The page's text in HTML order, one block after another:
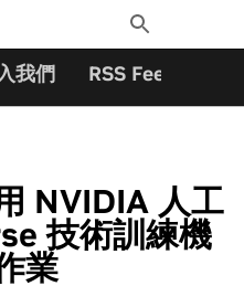
Toggle
Search
我們 RSS Feeds
NVIDIA 人工
技術訓練機
業